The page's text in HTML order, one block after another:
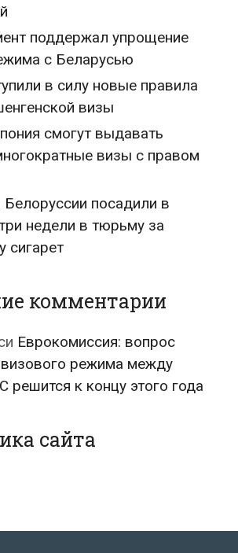
поддержал упрощение
с Беларусью
в силу новые правила
визы
смогут выдавать
визы с правом
Белоруссии посадили в
недели в тюрьму за
сигарет
комментарии
Еврокомиссия: вопрос
визового режима между
решится к концу этого года
сайта